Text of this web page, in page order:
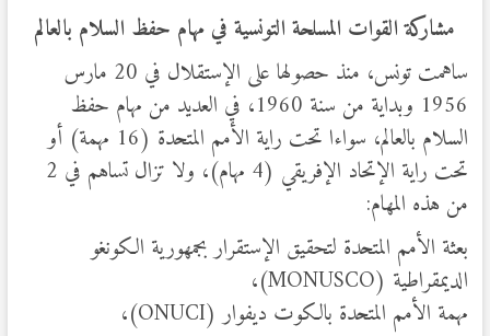
مشاركة القوات المسلحة التونسية في مهام حفظ السلام بالعالم
ساهمت تونس، منذ حصولها على الإستقلال في 20 مارس
1956 وبداية من سنة 1960، في العديد من مهام حفظ
السلام بالعالم، سواءا تحت راية الأمم المتحدة (16 مهمة) أو
تحت راية الإتحاد الإفريقي (4 مهام)، ولا تزال تساهم في 2
من هذه المهام:
بعثة الأمم المتحدة لتحقيق الإستقرار بجمهورية الكونغو
الديمقراطية (MONUSCO)،
مهمة الأمم المتحدة بالكوت ديفوار (ONUCI)،